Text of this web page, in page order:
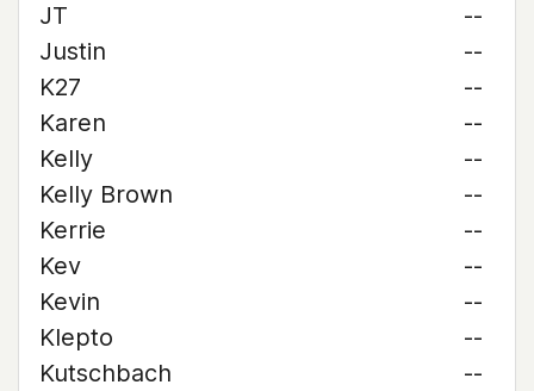
JT
--
Justin
--
K27
--
Karen
--
Kelly
--
Kelly Brown
--
Kerrie
--
Kev
--
Kevin
--
Klepto
--
Kutschbach
--